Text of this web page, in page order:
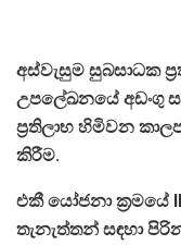
අස්වැසුම සුබසාධක
උපලේඛනයේ අඩංගු
ප්‍රතිලාභ හිමිවන
කිරීම.
එකී යෝජනා ක්‍රමයේ
තැනැත්තන් සඳහා